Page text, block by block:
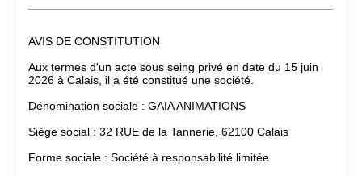
AVIS DE CONSTITUTION
Aux termes d'un acte sous seing privé en date du 15 juin
2026 à Calais, il a été constitué une société.
Dénomination sociale : GAIA ANIMATIONS
Siège social : 32 RUE de la Tannerie, 62100 Calais
Forme sociale : Société à responsabilité limitée